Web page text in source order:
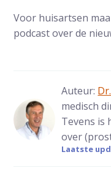
Voor huisartsen
podcast over de
Auteur:
medisch
Tevens is
over
Laatste